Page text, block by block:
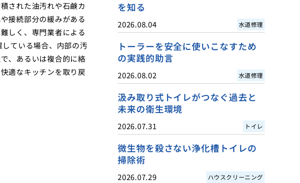
された油汚れや石鹸カ
接続部分の緩みがある
しく、専門業者による
ている場合、内部の汚
、あるいは複合的に絡
適なキッチンを取り戻
を知る
2026.08.04 水道修理
トーラーを安全に使いこなすため
の実践的助言
2026.08.02 水道修理
汲み取り式トイレがつなぐ過去と
未来の衛生環境
2026.07.31 トイレ
微生物を殺さない浄化槽トイレの
掃除術
2026.07.29 ハウスクリーニング